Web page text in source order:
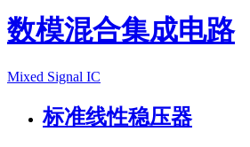
数模混合集成电路
Mixed Signal IC
标准线性稳压器